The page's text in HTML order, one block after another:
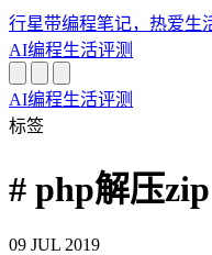
行星带编程笔记，热爱生
AI编程生活评测
AI编程生活评测
标签
# php解压zip
09 JUL 2019